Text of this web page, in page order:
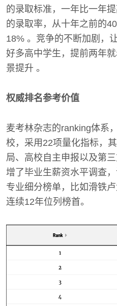
的录取标准，一年比一年
的录取率，从十年之前的
18% 。竞争的不断加剧，
好多高中学生，提前两年
景提升 。
权威排名参考价值
麦考林杂志的ranking体系
校，采用22项量化指标，
局、高校自主申报以及第
增了毕业生薪资水平调查
专业细分榜单，比如滑铁
连续12年位列榜首。